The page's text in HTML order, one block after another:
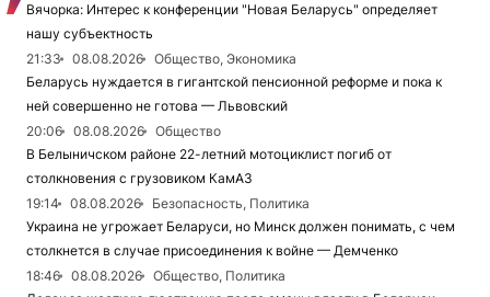
Вячорка: Интерес к конференции "Новая Беларусь" определяет
нашу субъектность
21:33
08.08.2026
Общество, Экономика
Беларусь нуждается в гигантской пенсионной реформе и пока к
ней совершенно не готова — Львовский
20:06
08.08.2026
Общество
В Белыничском районе 22-летний мотоциклист погиб от
столкновения с грузовиком КамАЗ
19:14
08.08.2026
Безопасность, Политика
Украина не угрожает Беларуси, но Минск должен понимать, с чем
столкнется в случае присоединения к войне — Демченко
18:46
08.08.2026
Общество, Политика